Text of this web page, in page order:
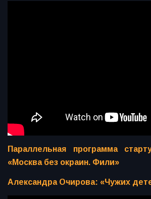
Параллельная программа
«Москва без окраин. Фили»
Александра Очирова: «Чужих